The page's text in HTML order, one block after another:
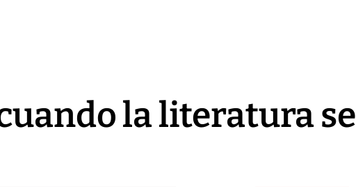
la literatura se